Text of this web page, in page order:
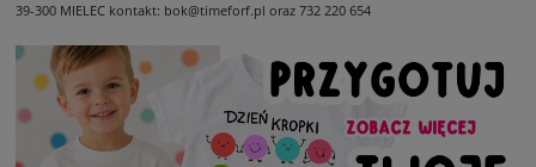
39-300 MIELEC kontakt: bok@timeforf.pl oraz 732 220 654